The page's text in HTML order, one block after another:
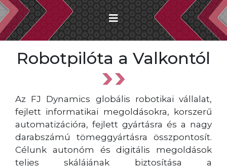
Robotpilóta a Valkontól
Az FJ Dynamics globális robotikai vállalat,
fejlett informatikai megoldásokra, korszerű
automatizációra, fejlett gyártásra és a nagy
darabszámú tömeggyártásra összpontosít.
Célunk autonóm és digitális megoldások
teljes skálájának biztosítása a